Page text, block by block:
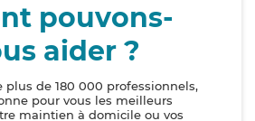
pouvons-
aider ?
plus de 180 000 professionnels,
pour vous les meilleurs
maintien à domicile ou vos